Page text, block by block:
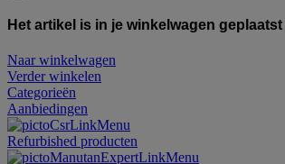
Het artikel is in je winkelwagen geplaatst
Naar winkelwagen
Verder winkelen
Categorieën
Aanbiedingen
Refurbished producten